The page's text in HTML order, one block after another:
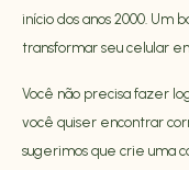
início dos anos 2000.
transformar seu celular
Você não precisa fazer
você quiser encontrar
sugerimos que crie uma